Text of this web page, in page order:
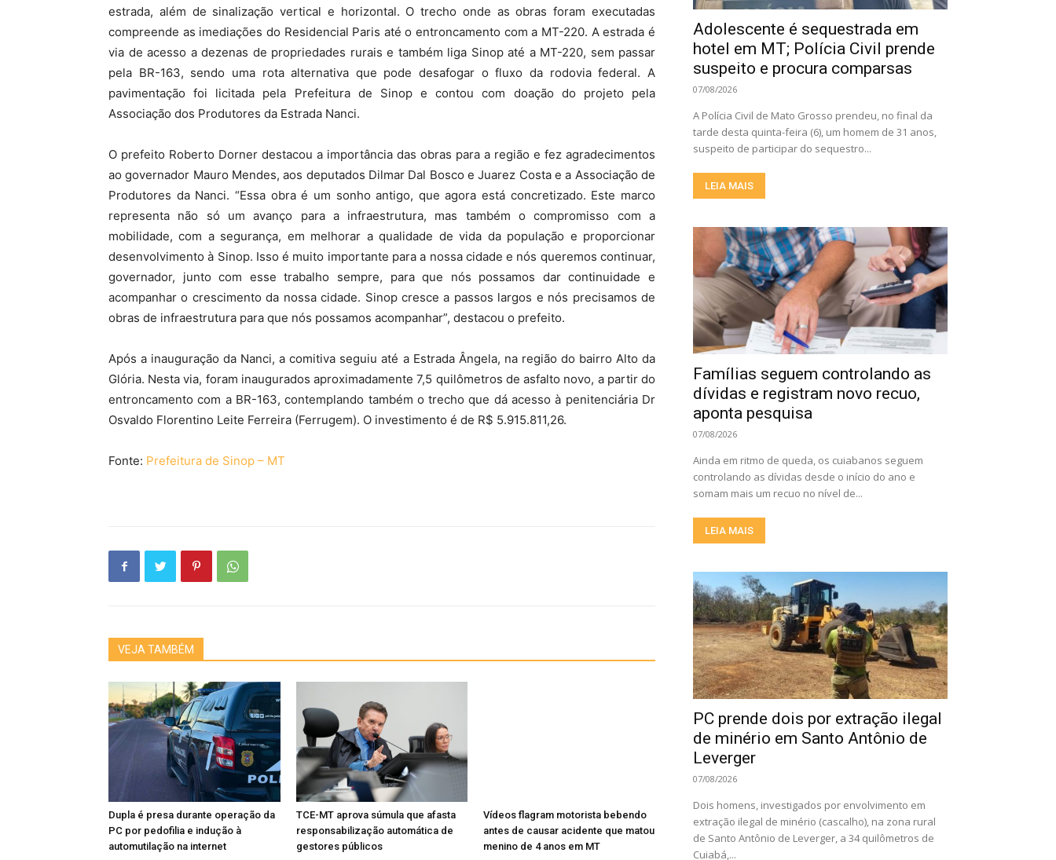
estrada, além de sinalização vertical e horizontal. O trecho onde as obras foram executadas
compreende as imediações do Residencial Paris até o entroncamento com a MT-220. A estrada é
via de acesso a dezenas de propriedades rurais e também liga Sinop até a MT-220, sem passar
pela BR-163, sendo uma rota alternativa que pode desafogar o fluxo da rodovia federal. A
pavimentação foi licitada pela Prefeitura de Sinop e contou com doação do projeto pela
Associação dos Produtores da Estrada Nanci.
O prefeito Roberto Dorner destacou a importância das obras para a região e fez agradecimentos
ao governador Mauro Mendes, aos deputados Dilmar Dal Bosco e Juarez Costa e a Associação de
Produtores da Nanci. “Essa obra é um sonho antigo, que agora está concretizado. Este marco
representa não só um avanço para a infraestrutura, mas também o compromisso com a
mobilidade, com a segurança, em melhorar a qualidade de vida da população e proporcionar
desenvolvimento à Sinop. Isso é muito importante para a nossa cidade e nós queremos continuar,
governador, junto com esse trabalho sempre, para que nós possamos dar continuidade e
acompanhar o crescimento da nossa cidade. Sinop cresce a passos largos e nós precisamos de
obras de infraestrutura para que nós possamos acompanhar”, destacou o prefeito.
Após a inauguração da Nanci, a comitiva seguiu até a Estrada Ângela, na região do bairro Alto da
Glória. Nesta via, foram inaugurados aproximadamente 7,5 quilômetros de asfalto novo, a partir do
entroncamento com a BR-163, contemplando também o trecho que dá acesso à penitenciária Dr
Osvaldo Florentino Leite Ferreira (Ferrugem). O investimento é de R$ 5.915.811,26.
Fonte: Prefeitura de Sinop – MT
VEJA TAMBÉM
Dupla é presa durante operação da
PC por pedofilia e indução à
automutilação na internet
TCE-MT aprova súmula que afasta
responsabilização automática de
gestores públicos
Vídeos flagram motorista bebendo
antes de causar acidente que matou
menino de 4 anos em MT
Adolescente é sequestrada em
hotel em MT; Polícia Civil prende
suspeito e procura comparsas
07/08/2026
A Polícia Civil de Mato Grosso prendeu, no final da
tarde desta quinta-feira (6), um homem de 31 anos,
suspeito de participar do sequestro...
LEIA MAIS
Famílias seguem controlando as
dívidas e registram novo recuo,
aponta pesquisa
07/08/2026
Ainda em ritmo de queda, os cuiabanos seguem
controlando as dívidas desde o início do ano e
somam mais um recuo no nível de...
LEIA MAIS
PC prende dois por extração ilegal
de minério em Santo Antônio de
Leverger
07/08/2026
Dois homens, investigados por envolvimento em
extração ilegal de minério (cascalho), na zona rural
de Santo Antônio de Leverger, a 34 quilômetros de
Cuiabá,...